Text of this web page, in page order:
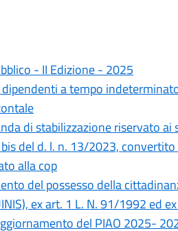
- II Edizione - 2025
a tempo
di stabilizzazione riservato ai
del d. l. n. 13/2023,
alla cop
del possesso della
ex art. 1 L. N. 91/1992 ed
del PIAO 2025-